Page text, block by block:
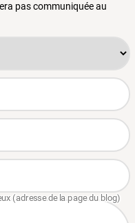
pas communiquée au